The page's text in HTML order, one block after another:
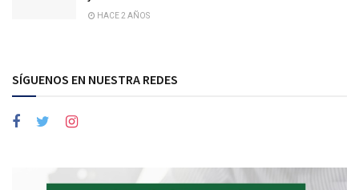
HACE 2 AÑOS
SÍGUENOS EN NUESTRA REDES